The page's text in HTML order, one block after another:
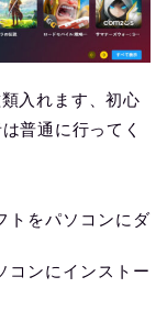
入れます、初心
普通に行ってく
トをパソコンにダ
コンにインストー